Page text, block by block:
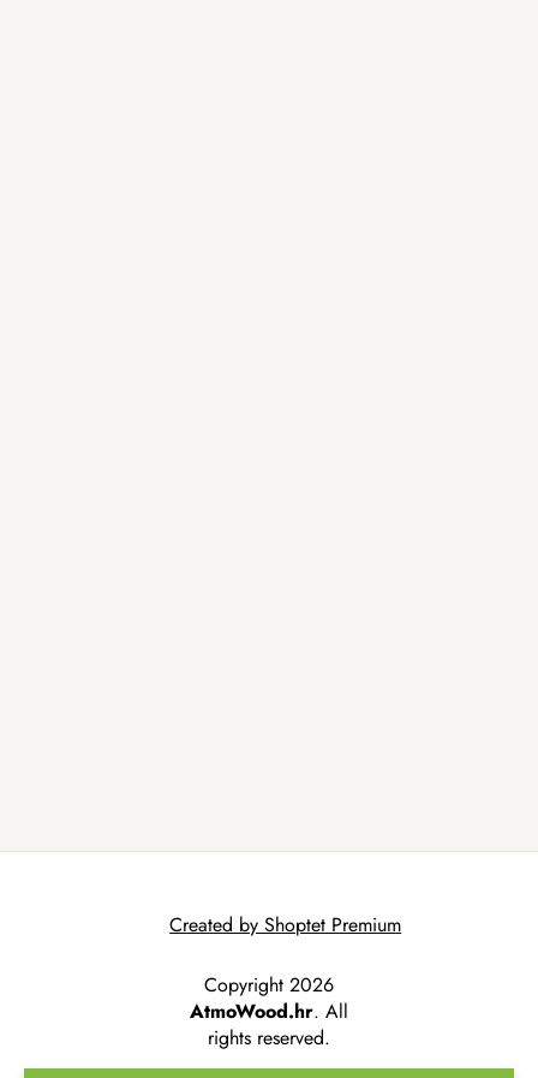
Created by Shoptet Premium
Copyright 2026
AtmoWood.hr. All
rights reserved.